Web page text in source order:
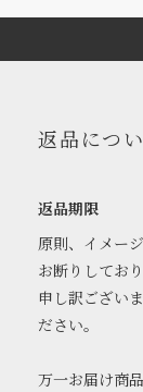
返品につ
返品期限
原則、イメー
お断りしており
申し訳ござい
ださい。
万一お届け商